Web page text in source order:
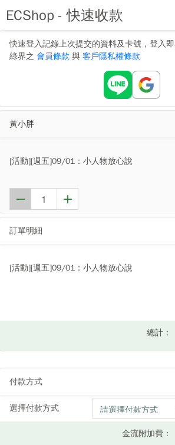
ECShop - 快速收款
快速登入記錄上次提交的資料及卡號，登入
綠界之 會員條款 與 客戶隱私權條款
黃小胖
[活動][週五]09/01：小人物放心說
訂單明細
[活動][週五]09/01：小人物放心說
總計：
付款方式
選擇付款方式
金流附加費：